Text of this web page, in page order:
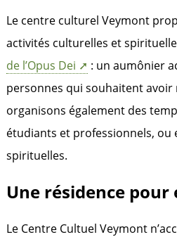
Le centre culturel Veymont
activités culturelles et
de l’Opus Dei
: un aumônier
personnes qui souhaitent avoir
organisons également des
étudiants et professionnels, ou
spirituelles.
Une résidence
Le Centre Cultuel Veymont